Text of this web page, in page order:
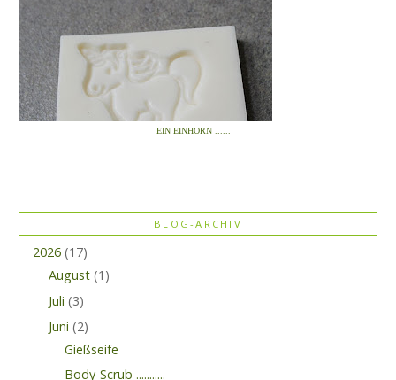
EIN EINHORN ......
BLOG-ARCHIV
2026 (17)
August (1)
Juli (3)
Juni (2)
Gießseife
Body-Scrub ...........